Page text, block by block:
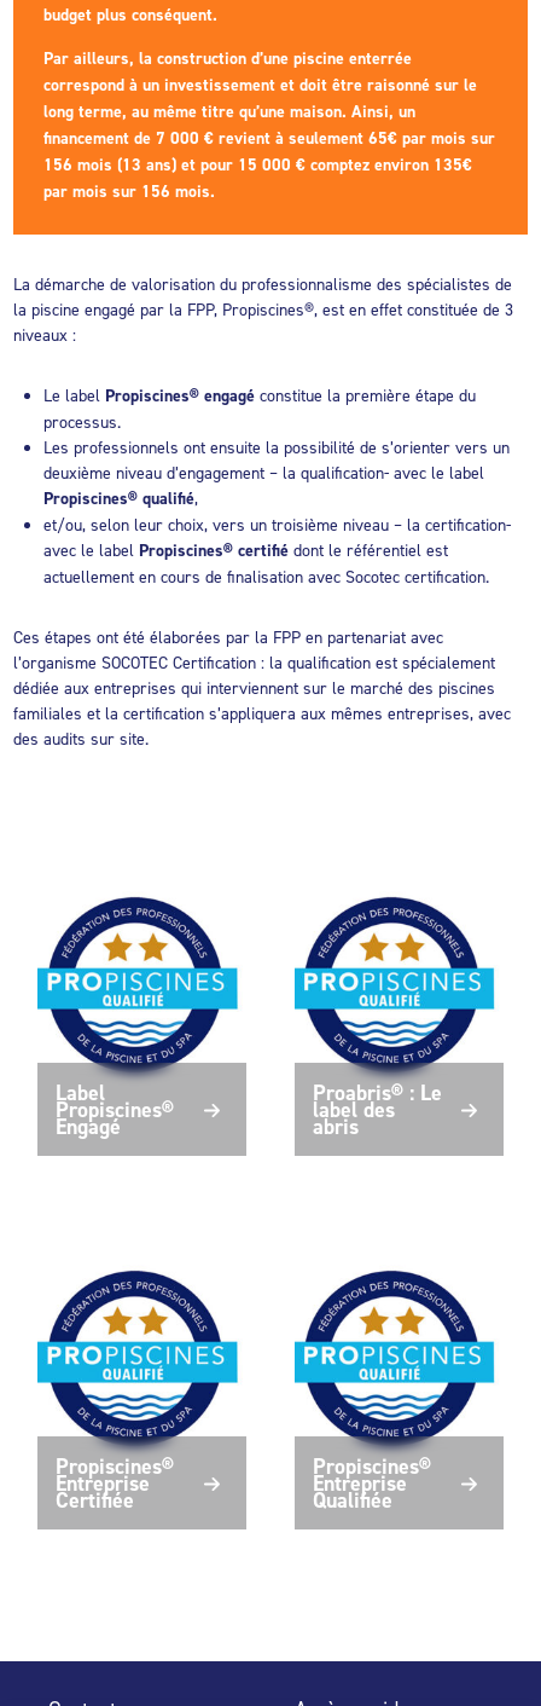
budget plus conséquent.
Par ailleurs, la construction d’une piscine enterrée
correspond à un investissement et doit être raisonné sur le
long terme, au même titre qu’une maison. Ainsi, un
financement de 7 000 € revient à seulement 65€ par mois sur
156 mois (13 ans) et pour 15 000 € comptez environ 135€
par mois sur 156 mois.
La démarche de valorisation du professionnalisme des spécialistes de
la piscine engagé par la FPP, Propiscines®, est en effet constituée de 3
niveaux :
Le label Propiscines® engagé constitue la première étape du
processus.
Les professionnels ont ensuite la possibilité de s’orienter vers un
deuxième niveau d’engagement – la qualification- avec le label
Propiscines® qualifié,
et/ou, selon leur choix, vers un troisième niveau – la certification-
avec le label Propiscines® certifié dont le référentiel est
actuellement en cours de finalisation avec Socotec certification.
Ces étapes ont été élaborées par la FPP en partenariat avec
l’organisme SOCOTEC Certification : la qualification est spécialement
dédiée aux entreprises qui interviennent sur le marché des piscines
familiales et la certification s’appliquera aux mêmes entreprises, avec
des audits sur site.
Label
Propiscines®
Engagé
Proabris® : Le
label des
abris
Propiscines®
Entreprise
Certifiée
Propiscines®
Entreprise
Qualifiée